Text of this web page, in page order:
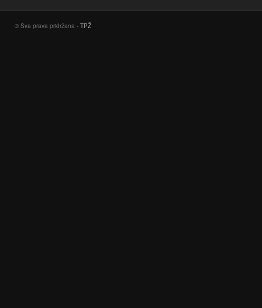
© Sva prava pridržana - TPŽ